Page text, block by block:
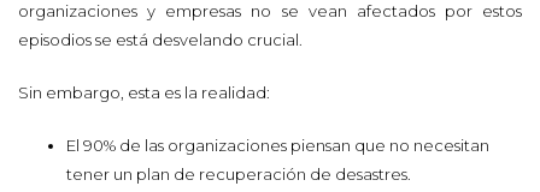
organizaciones y empresas no se vean afectados por estos
episodios se está desvelando crucial.
Sin embargo, esta es la realidad:
El 90% de las organizaciones piensan que no necesitan
tener un plan de recuperación de desastres.